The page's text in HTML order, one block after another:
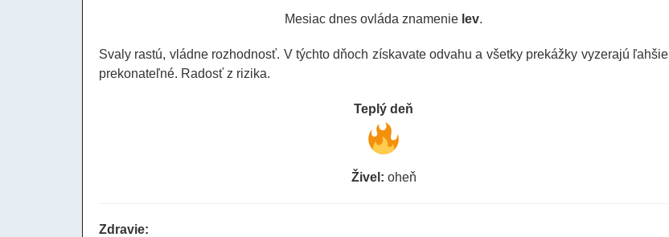
Mesiac dnes ovláda znamenie lev.
Svaly rastú, vládne rozhodnosť. V týchto dňoch získavate odvahu a všetky prekážky vyzerajú ľahšie
prekonateľné. Radosť z rizika.
Teplý deň
Živel: oheň
Zdravie: